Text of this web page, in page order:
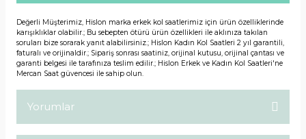
Değerli Müşterimiz, Hislon marka erkek kol saatlerimiz için ürün özelliklerinde
karışıklıklar olabilir.; Bu sebepten ötürü ürün özellikleri ile aklınıza takılan
soruları bize sorarak yanıt alabilirsiniz.; Hislon Kadın Kol Saatleri 2 yıl garantili,
faturalı ve orijinaldir.; Sipariş sonrası saatiniz, orijinal kutusu, orijinal çantası ve
garanti belgesi ile tarafınıza teslim edilir.; Hislon Erkek ve Kadın Kol Saatleri'ne
Mercan Saat güvencesi ile sahip olun.
Yorumlar